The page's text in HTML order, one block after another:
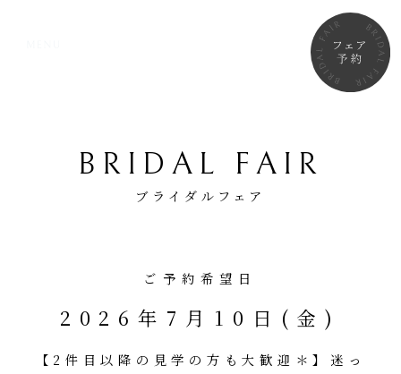
BRIDAL FAIR
ブライダルフェア
ご予約希望日
2026年7月10日(金)
【2件目以降の見学の方も大歓迎＊】迷っ